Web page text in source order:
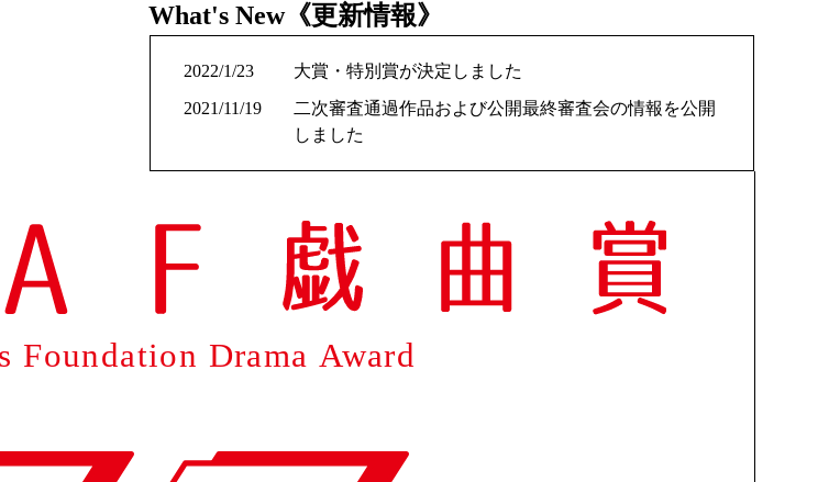
What's New《更新情報》
2022/1/23
大賞・特別賞が決定しました
2021/11/19
二次審査通過作品および公開最終審査会の情報を公開
しました